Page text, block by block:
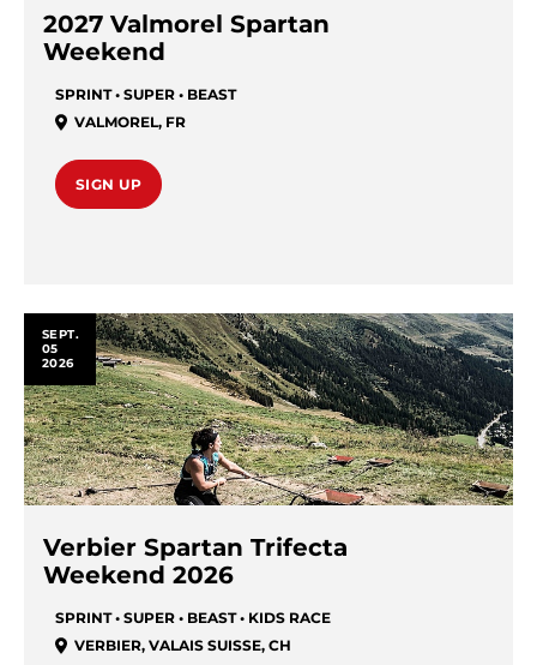
2027 Valmorel Spartan
Weekend
SPRINT • SUPER • BEAST
VALMOREL, FR
SIGN UP
SEPT.
05
2026
Verbier Spartan Trifecta
Weekend 2026
SPRINT • SUPER • BEAST • KIDS RACE
VERBIER, VALAIS SUISSE, CH